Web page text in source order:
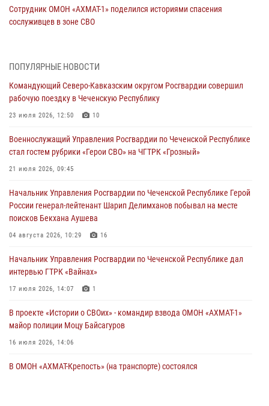
Сотрудник ОМОН «АХМАТ-1» поделился историями спасения
сослуживцев в зоне СВО
Командующий Северо-Кавказским округом Росгвардии совершил
23 июля 2026, 12:50
Военнослужащий Управления Росгвардии по Чеченской Республике
21 июля 2026, 09:45
В ДНР росгвардейцы уничтожили около 80 вражеских
19 июля 2026, 13:50
В Грозном Росгвардия обеспечила безопасность конно-спортивных
соревнований
ПОПУЛЯРНЫЕ НОВОСТИ
Командующий Северо-Кавказским округом Росгвардии совершил
рабочую поездку в Чеченскую Республику
23 июля 2026, 12:50 10
Военнослужащий Управления Росгвардии по Чеченской Республике
стал гостем рубрики «Герои СВО» на ЧГТРК «Грозный»
21 июля 2026, 09:45
Начальник Управления Росгвардии по Чеченской Республике Герой
России генерал-лейтенант Шарип Делимханов побывал на месте
поисков Бекхана Аушева
04 августа 2026, 10:29 16
Начальник Управления Росгвардии по Чеченской Республике дал
интервью ГТРК «Вайнах»
17 июля 2026, 14:07 1
В проекте «Истории о СВОих» - командир взвода ОМОН «АХМАТ-1»
майор полиции Моцу Байсагуров
16 июля 2026, 14:06
В ОМОН «АХМАТ-Крепость» (на транспорте) состоялся